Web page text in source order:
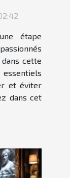
étape
cette
essentiels
et éviter
dans cet